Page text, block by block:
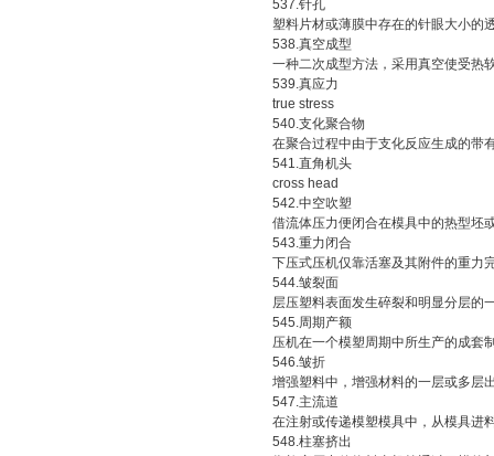
537.针孔
塑料片材或薄膜中存在的针眼大小的
538.真空成型
一种二次成型方法，采用真空使受热
539.真应力
true stress
540.支化聚合物
在聚合过程中由于支化反应生成的带
541.直角机头
cross head
542.中空吹塑
借流体压力便闭合在模具中的热型坯
543.重力闭合
下压式压机仅靠活塞及其附件的重力
544.皱裂面
层压塑料表面发生碎裂和明显分层的
545.周期产额
压机在一个模塑周期中所生产的成套
546.皱折
增强塑料中，增强材料的一层或多层
547.主流道
在注射或传递模塑模具中，从模具进
548.柱塞挤出